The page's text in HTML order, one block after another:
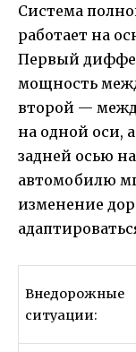
Система
работает на
Первый
мощность
второй —
на одной оси,
задней осью
автомобилю
изменение
Внедорожные
ситуации: